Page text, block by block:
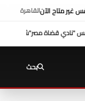
غير متاح الآنالقاهرة
الدفاع عن أموال
بحث